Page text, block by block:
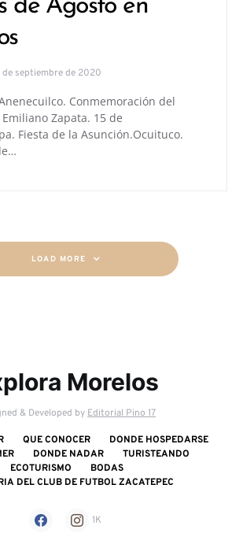
de Agosto en
de septiembre de 2020
Conmemoración del
Zapata. 15 de
Fiesta de la Asunción.Ocuituco.
LOAD MORE
Morelos
& Developed byEditorial Pino 17
1K
QUE CONOCER
DONDE HOSPEDARSE
DONDE NADAR
TURISTEANDO
ECOTURISMO
BODAS
DEL CLUB DE FUTBOL ZACATEPEC